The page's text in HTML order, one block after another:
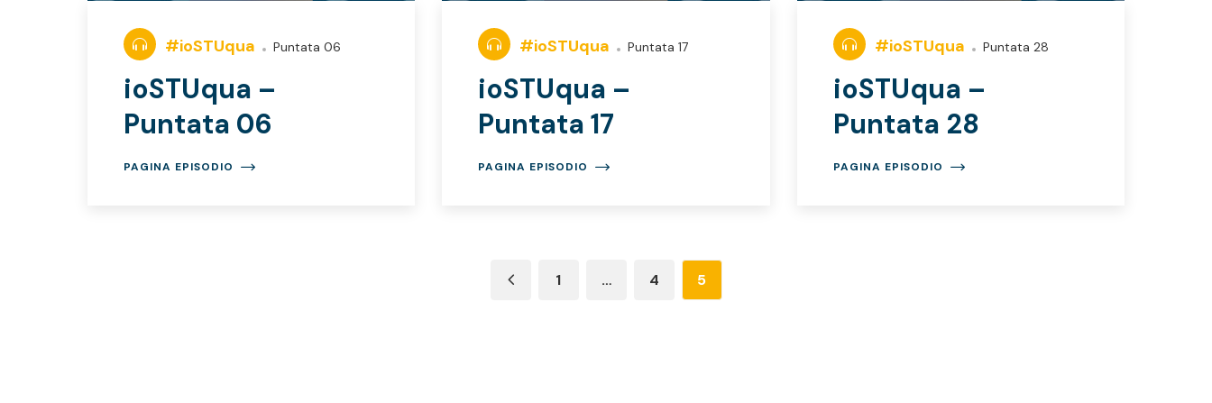
#ioSTUqua Puntata 06
ioSTUqua –
Puntata 06
PAGINA EPISODIO
#ioSTUqua Puntata 17
ioSTUqua –
Puntata 17
PAGINA EPISODIO
#ioSTUqua Puntata 28
ioSTUqua –
Puntata 28
PAGINA EPISODIO
1 … 4 5